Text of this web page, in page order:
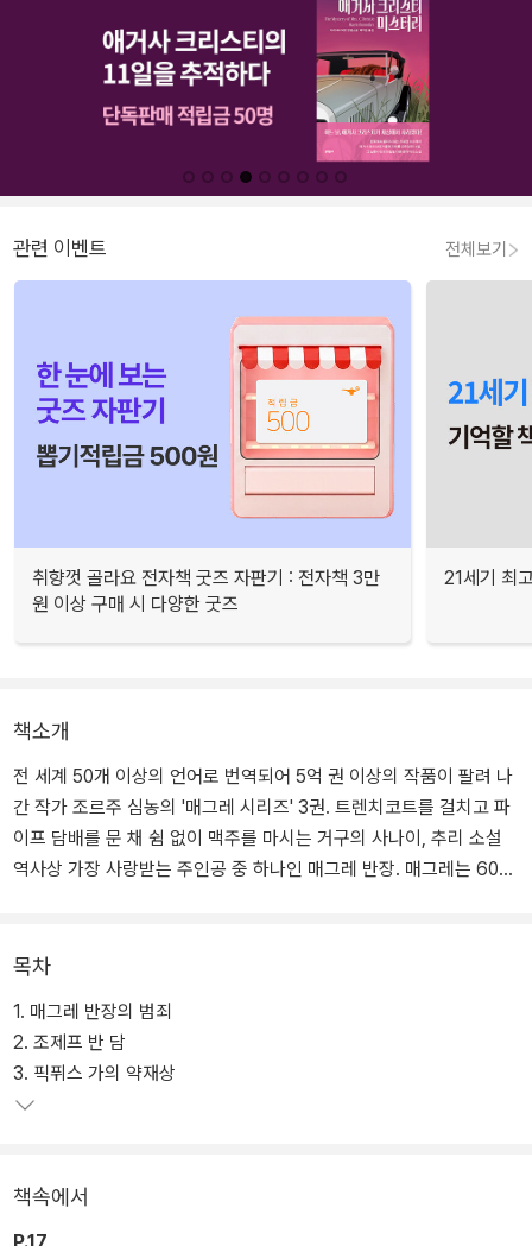
관련 이벤트 전체보기
취향껏 골라요 전자책 굿즈 자판기 : 전자책 3만
원 이상 구매 시 다양한 굿즈
21세기 최
책소개
전 세계 50개 이상의 언어로 번역되어 5억 권 이상의 작품이 팔려 나
간 작가 조르주 심농의 '매그레 시리즈' 3권. 트렌치코트를 걸치고 파
이프 담배를 문 채 쉼 없이 맥주를 마시는 거구의 사나이, 추리 소설
역사상 가장 사랑받는 주인공 중 하나인 매그레 반장. 매그레는 60편
려 우리에게 친숙한 탐정들에 비하면 그의 수사는 평범하다고까지 할
수 있다. 그러나 여느 탐정들처럼 천재적 추리력으로 앉은 자리에서
사건을 해결하는 대신, 그는 범행의 현장 속으로, 인물의 심리 속으로
직접 뛰어든다. 서민 출신의 그는 그 누구보다 그들의 삶을 이해하며,
3권에서 네덜란드와 독일의 경계에 있는 기차역에서 수상쩍은 한 남
자를 발견한 매그레는 반쯤은 재미 삼아 그의 뒤를 밟는다. 그러나 독
목차
1. 매그레 반장의 범죄
2. 조제프 반 담
3. 픽퓌스 가의 약재상
책속에서